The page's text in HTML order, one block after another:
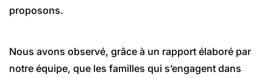
proposons.
Nous avons observé, grâce à un rapport élaboré par
notre équipe, que les familles qui s’engagent dans